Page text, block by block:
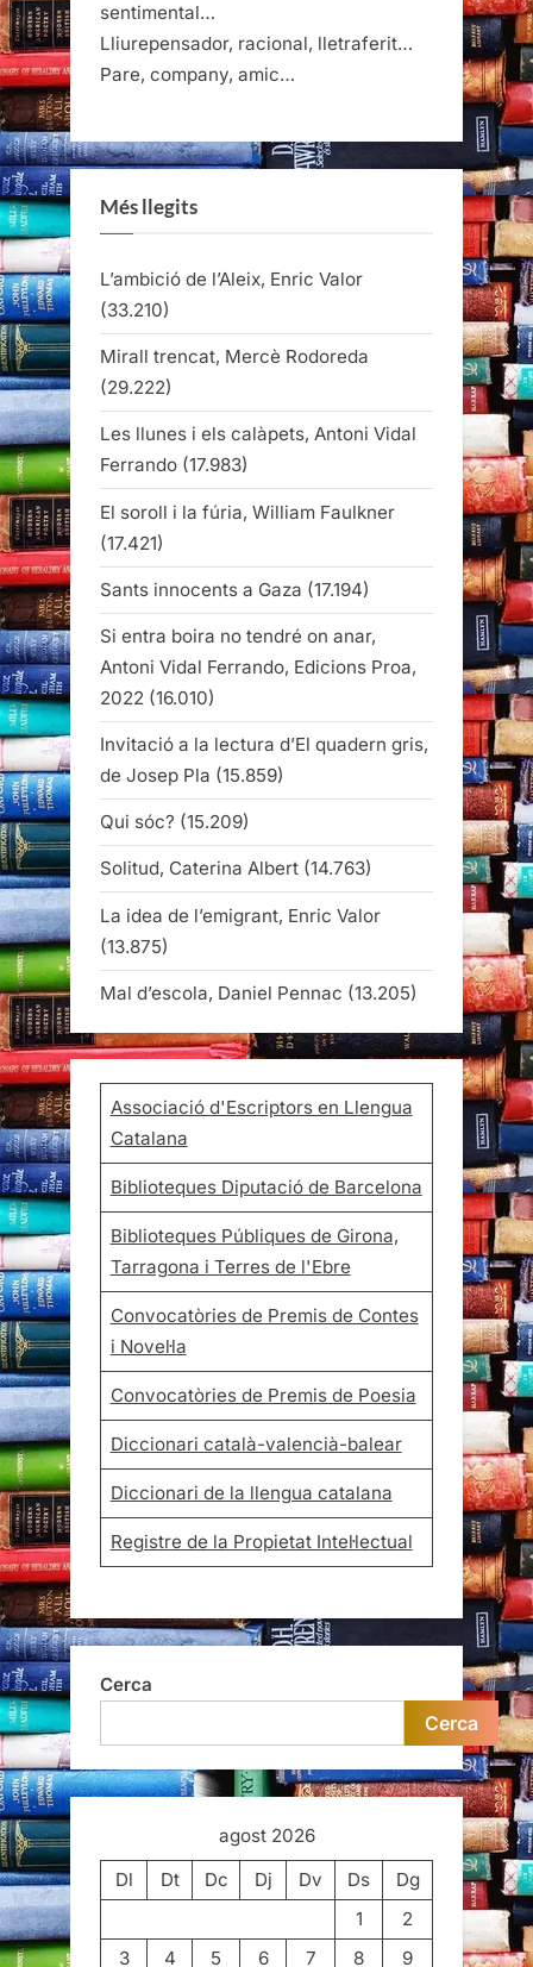
sentimental…
Lliurepensador, racional, lletraferit…
Pare, company, amic…
Més llegits
L’ambició de l’Aleix, Enric Valor
(33.210)
Mirall trencat, Mercè Rodoreda
(29.222)
Les llunes i els calàpets, Antoni Vidal
Ferrando (17.983)
El soroll i la fúria, William Faulkner
(17.421)
Sants innocents a Gaza (17.194)
Si entra boira no tendré on anar,
Antoni Vidal Ferrando, Edicions Proa,
2022 (16.010)
Invitació a la lectura d’El quadern gris,
de Josep Pla (15.859)
Qui sóc? (15.209)
Solitud, Caterina Albert (14.763)
La idea de l’emigrant, Enric Valor
(13.875)
Mal d’escola, Daniel Pennac (13.205)
Associació d'Escriptors en Llengua
Catalana
Biblioteques Diputació de Barcelona
Biblioteques Públiques de Girona,
Tarragona i Terres de l'Ebre
Convocatòries de Premis de Contes
i Novel·la
Convocatòries de Premis de Poesia
Diccionari català-valencià-balear
Diccionari de la llengua catalana
Registre de la Propietat Intel·lectual
Cerca
Cerca
agost 2026
Dl
Dt Dc Dj Dv Ds
Dg
1
2
3
4 5 6 7 8 9